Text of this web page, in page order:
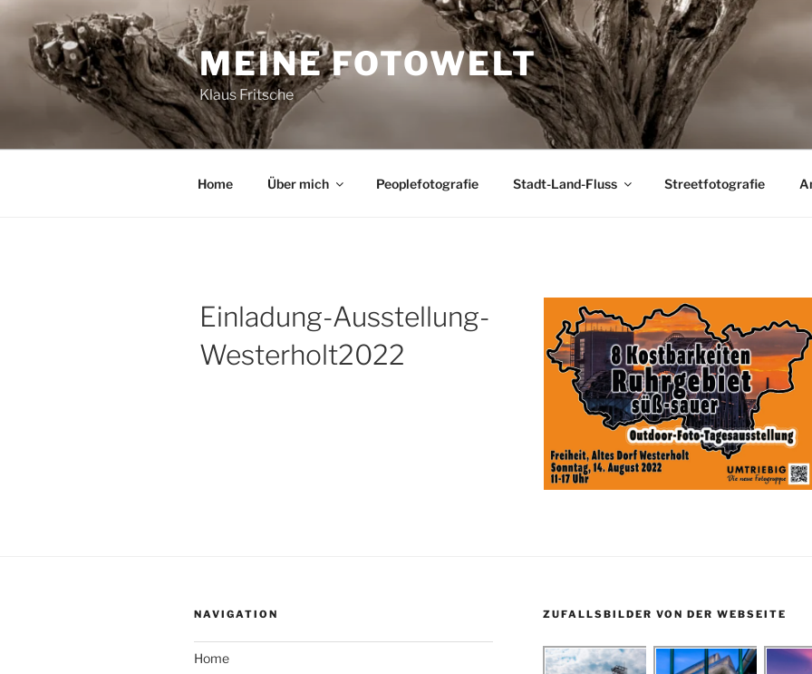
Zum
Inhalt
springen
MEINE FOTOWELT
Klaus Fritsche
Home Über mich Peoplefotografie Stadt-Land-Fluss Streetfotografie
Einladung-Ausstellung-
Westerholt2022
NAVIGATION
Home
ZUFALLSBILDER VON DER WEBSEITE